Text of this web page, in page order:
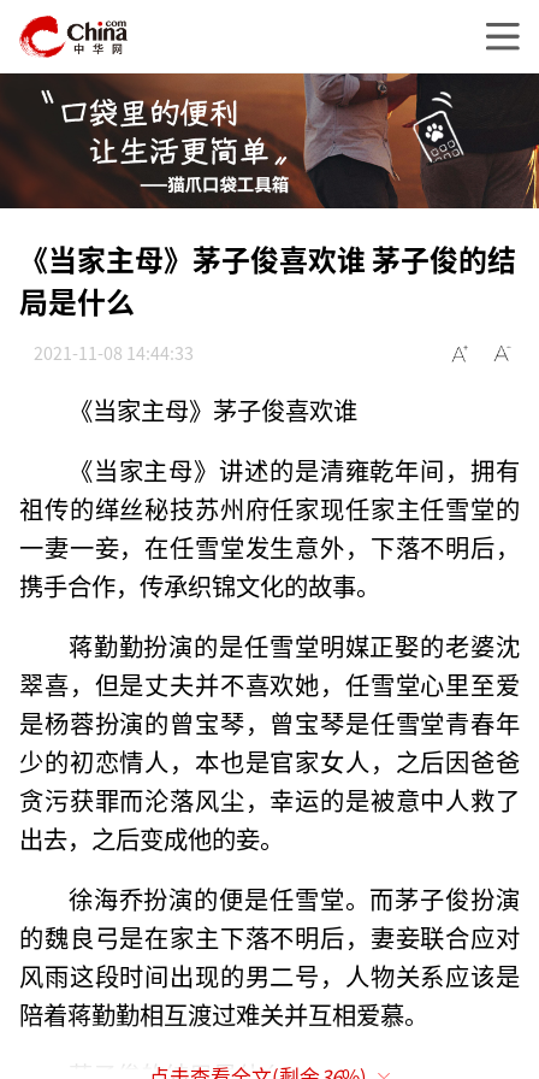
《当家主母》茅子俊喜欢谁 茅子俊的结
局是什么
2021-11-08 14:44:33
《当家主母》茅子俊喜欢谁
《当家主母》讲述的是清雍乾年间，拥有
祖传的缂丝秘技苏州府任家现任家主任雪堂的
一妻一妾，在任雪堂发生意外，下落不明后，
携手合作，传承织锦文化的故事。
蒋勤勤扮演的是任雪堂明媒正娶的老婆沈
翠喜，但是丈夫并不喜欢她，任雪堂心里至爱
是杨蓉扮演的曾宝琴，曾宝琴是任雪堂青春年
少的初恋情人，本也是官家女人，之后因爸爸
贪污获罪而沦落风尘，幸运的是被意中人救了
出去，之后变成他的妾。
徐海乔扮演的便是任雪堂。而茅子俊扮演
的魏良弓是在家主下落不明后，妻妾联合应对
风雨这段时间出现的男二号，人物关系应该是
陪着蒋勤勤相互渡过难关并互相爱慕。